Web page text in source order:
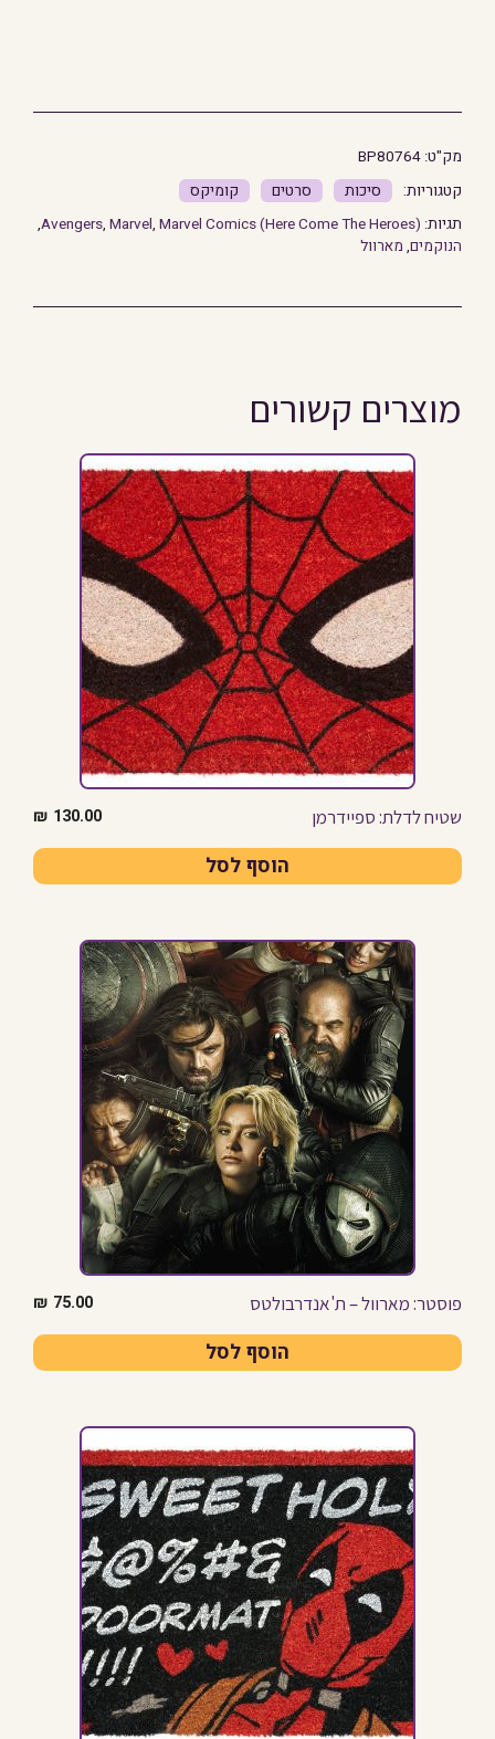
מק"ט: BP80764
סיכות סרטים קומיקס
תגיות: Avengers, Marvel, Marvel Comics (Here Come The Heroes)
,
הנוקמים, מארוול
מוצרים קשורים
שטיח לדלת: ספיידרמן 130.00
₪
הוסף לסל
פוסטר: מארוול – ת'אנדרבולטס 75.00
₪
הוסף לסל